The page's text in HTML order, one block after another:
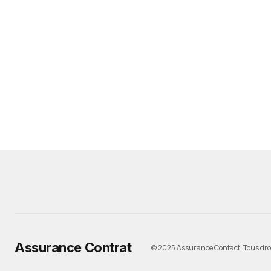
Assurance Contrat © 2025 Assurance Contact. Tous